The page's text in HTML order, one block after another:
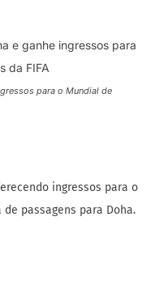
para o Mundial de
ingressos para o
de passagens para Doha.